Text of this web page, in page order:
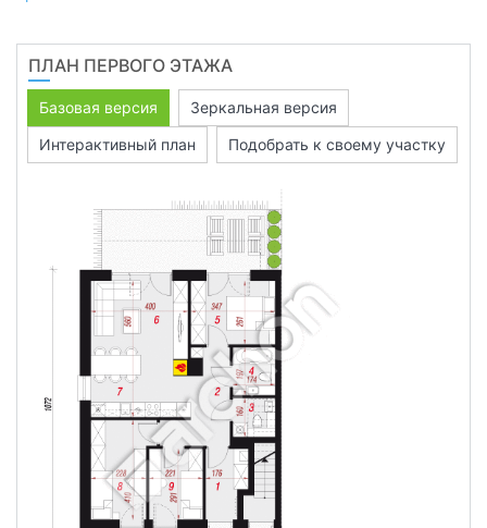
ПЛАН ПЕРВОГО ЭТАЖА
Базовая версия
Зеркальная версия
Интерактивный план
Подобрать к своему участку